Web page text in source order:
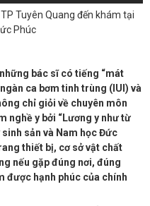
Tuyên Quang đến khám tại
Phúc
bác sĩ có tiếng “mát
ca bơm tinh trùng (IUI) và
chỉ giỏi về chuyên môn
nghề y bởi “Lương y như từ
sinh sản và Nam học Đức
thiết bị, cơ sở vật chất
nếu gặp đúng nơi, đúng
được hạnh phúc của chính